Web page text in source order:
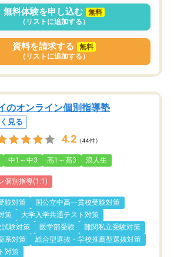
申し出があり、あ
だった為、塾に通
した。遅れも取り
師の方は良かった
無料体験を申し込む
無料
（リストに追加する）
資料を請求する
無料
（リストに追加する）
のオンライン個別指導塾
見る
4.2 （44件）
中1～中3 高1～高3 浪人生
個別指導(1:1)
験対策
国公立中高一貫校受験対策
策
大学入学共通テスト対策
試験対策
医学部受験
難関私立受験対策
系対策
総合型選抜・学校推薦型選抜対策
対策